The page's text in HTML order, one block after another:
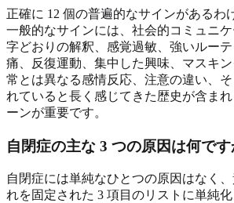
正確に 12 個の普遍的なサインがあるわ
一般的なサインには、社会的コミュニ
字どおりの解釈、感覚過敏、強いルー
痛、反復運動、集中した興味、マスキ
常とは異なる感情反応、注意の違い、
れていると長く感じてきた歴史が含ま
ーンが重要です。
自閉症の主な 3 つの原因は何です
自閉症には単純なひとつの原因はなく
れを固定された 3 項目のリストに単純